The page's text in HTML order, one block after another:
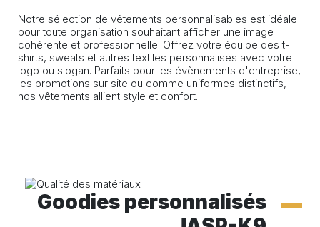
Notre sélection de vêtements personnalisables est idéale
pour toute organisation souhaitant afficher une image
cohérente et professionnelle. Offrez votre équipe des t-
shirts, sweats et autres textiles personnalises avec votre
logo ou slogan. Parfaits pour les évènements d'entreprise,
les promotions sur site ou comme uniformes distinctifs,
nos vêtements allient style et confort.
Goodies personnalisés